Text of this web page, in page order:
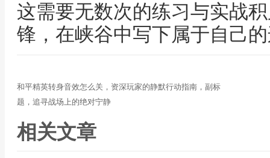
这需要无数次的练习与实战
锋，在峡谷中写下属于自己
和平精英转身音效怎么关，资深玩家的静默行动指南，副标
题，追寻战场上的绝对宁静
相关文章